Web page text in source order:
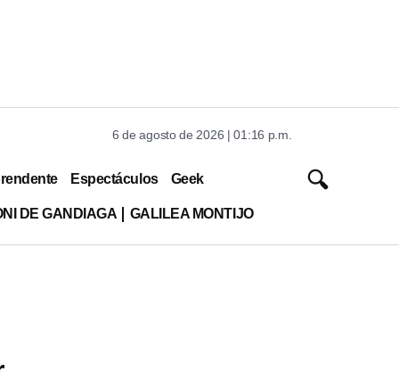
6 de agosto de 2026 | 01:16 p.m.
Espectáculos Geek
DE GANDIAGA GALILEA MONTIJO